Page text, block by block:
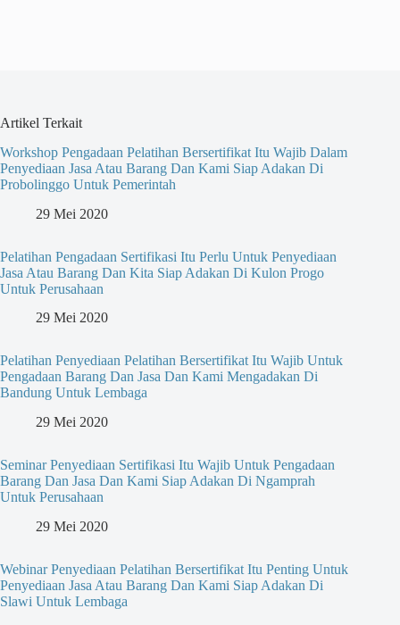
Artikel Terkait
Workshop Pengadaan Pelatihan Bersertifikat Itu Wajib Dalam
Penyediaan Jasa Atau Barang Dan Kami Siap Adakan Di
Probolinggo Untuk Pemerintah
29 Mei 2020
Pelatihan Pengadaan Sertifikasi Itu Perlu Untuk Penyediaan
Jasa Atau Barang Dan Kita Siap Adakan Di Kulon Progo
Untuk Perusahaan
29 Mei 2020
Pelatihan Penyediaan Pelatihan Bersertifikat Itu Wajib Untuk
Pengadaan Barang Dan Jasa Dan Kami Mengadakan Di
Bandung Untuk Lembaga
29 Mei 2020
Seminar Penyediaan Sertifikasi Itu Wajib Untuk Pengadaan
Barang Dan Jasa Dan Kami Siap Adakan Di Ngamprah
Untuk Perusahaan
29 Mei 2020
Webinar Penyediaan Pelatihan Bersertifikat Itu Penting Untuk
Penyediaan Jasa Atau Barang Dan Kami Siap Adakan Di
Slawi Untuk Lembaga